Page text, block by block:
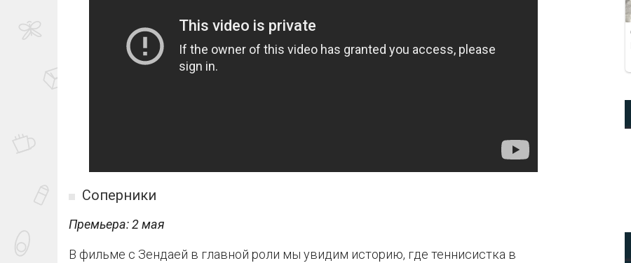
Соперники
Премьера: 2 мая
В фильме с Зендаей в главной роли мы увидим историю, где теннисистка в